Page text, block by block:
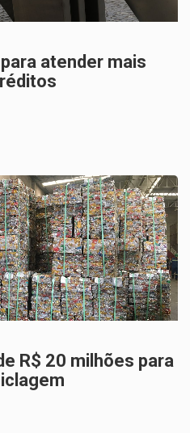
atender mais
R$ 20 milhões para